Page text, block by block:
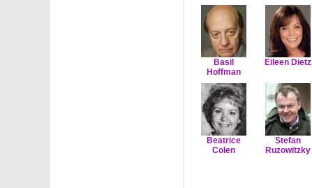
Basil
Hoffman
Eileen Dietz
Beatrice
Colen
Stefan
Ruzowitzky